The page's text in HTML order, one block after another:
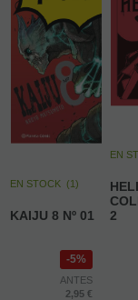
EN STOCK (1)
KAIJU 8 Nº 01
5%
ANTES
2,95 €
EN
2